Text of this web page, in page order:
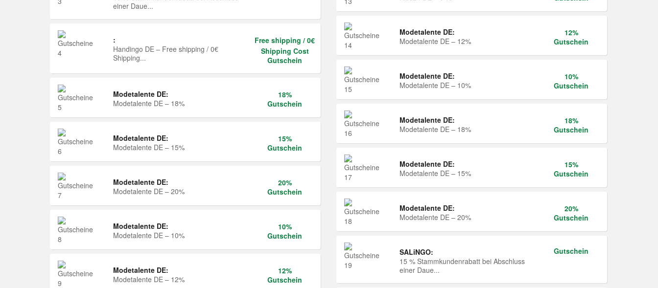
einer Daue...
:
Handingo DE – Free shipping / 0€
Shipping...
Free shipping / 0€
Shipping Cost
Gutschein
Modetalente DE:
Modetalente DE – 18%
18%
Gutschein
Modetalente DE:
Modetalente DE – 15%
15%
Gutschein
Modetalente DE:
Modetalente DE – 20%
20%
Gutschein
Modetalente DE:
Modetalente DE – 10%
10%
Gutschein
Modetalente DE:
Modetalente DE – 12%
12%
Gutschein
Modetalente DE:
Modetalente DE – 12%
12%
Gutschein
Modetalente DE:
Modetalente DE – 10%
10%
Gutschein
Modetalente DE:
Modetalente DE – 18%
18%
Gutschein
Modetalente DE:
Modetalente DE – 15%
15%
Gutschein
Modetalente DE:
Modetalente DE – 20%
20%
Gutschein
SALiNGO:
15 % Stammkundenrabatt bei Abschluss
einer Daue...
Gutschein